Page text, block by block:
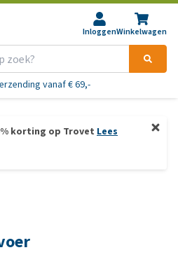
InloggenWinkelwagen
vanaf € 69,-
korting op Trovet Lees